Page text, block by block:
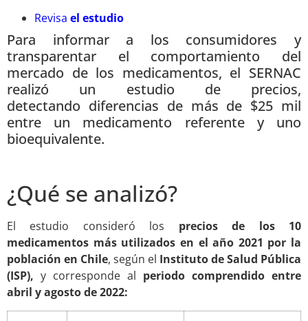
Revisa el estudio
Para informar a los consumidores y
transparentar el comportamiento del
mercado de los medicamentos, el SERNAC
realizó un estudio de precios,
detectando diferencias de más de $25 mil
entre un medicamento referente y uno
bioequivalente.
¿Qué se analizó?
El estudio consideró los precios de los 10
medicamentos más utilizados en el año 2021 por la
población en Chile, según el Instituto de Salud Pública
(ISP), y corresponde al periodo comprendido entre
abril y agosto de 2022: